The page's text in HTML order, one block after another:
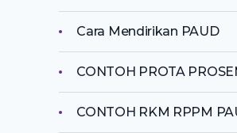
Cara Mendirikan PAUD
CONTOH PROTA
CONTOH RKM RPPM